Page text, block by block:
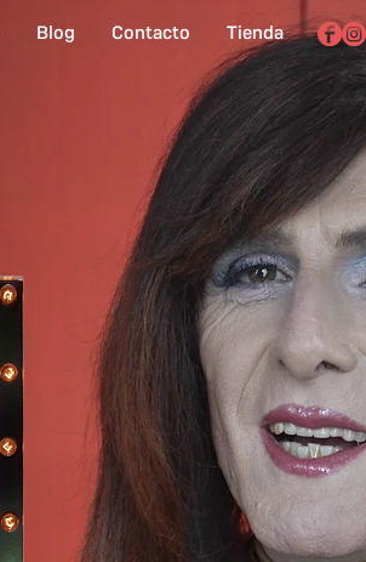
Blog Contacto Tienda